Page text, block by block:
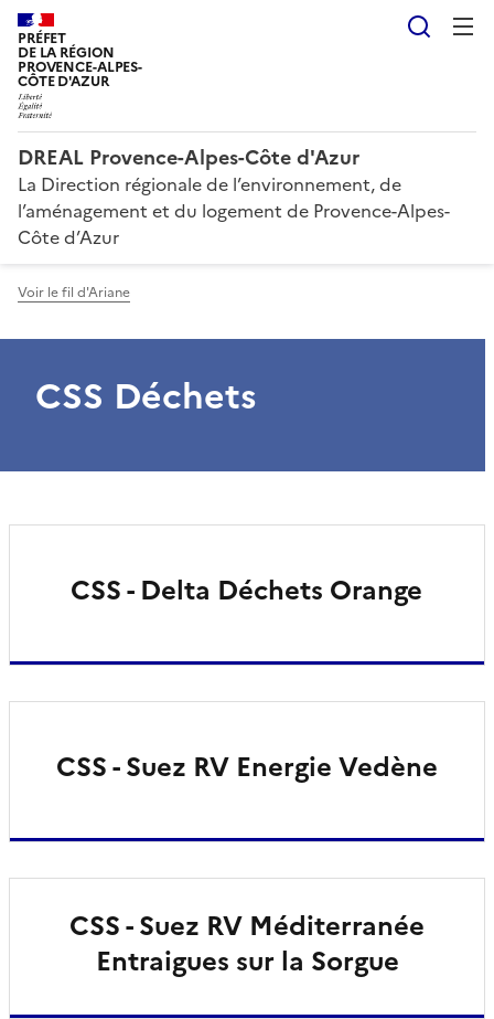
PRÉFET
DE LA RÉGION
PROVENCE-ALPES-
CÔTE D'AZUR
DREAL Provence-Alpes-Côte d'Azur
La Direction régionale de l’environnement, de
l’aménagement et du logement de Provence-Alpes-
Côte d’Azur
Voir le fil d'Ariane
CSS Déchets
CSS - Delta Déchets Orange
CSS - Suez RV Energie Vedène
CSS - Suez RV Méditerranée
Entraigues sur la Sorgue